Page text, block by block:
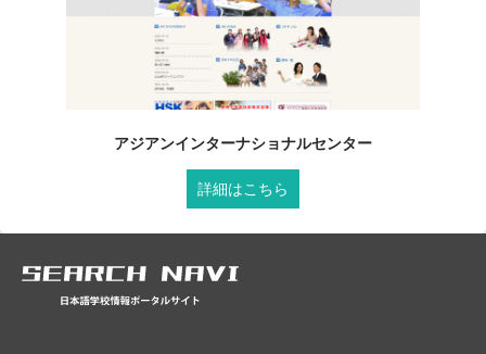
アジアンインターナショナルセンター
詳細はこちら